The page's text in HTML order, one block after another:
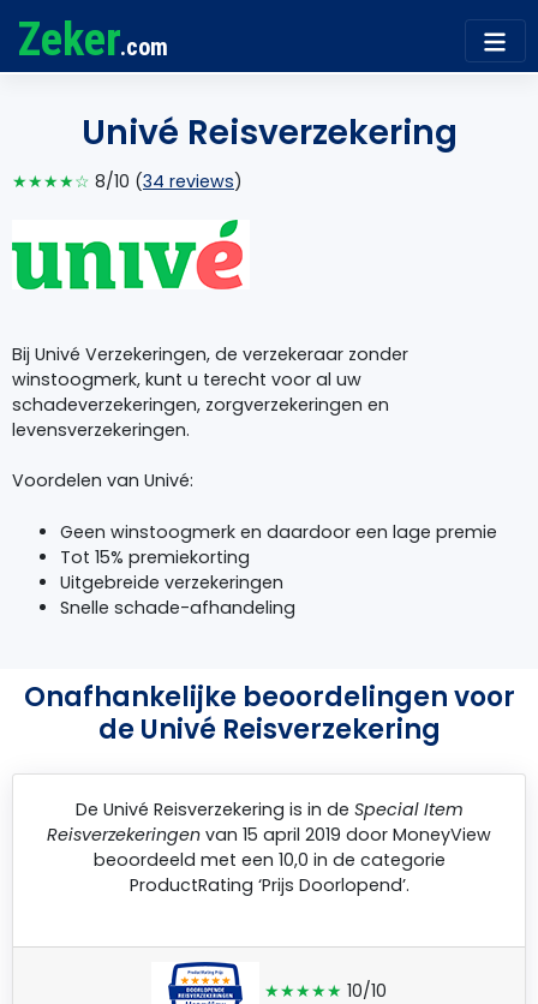
Zeker.com
Univé Reisverzekering
★★★★☆ 8/10 (34 reviews)
Bij Univé Verzekeringen, de verzekeraar zonder
winstoogmerk, kunt u terecht voor al uw
schadeverzekeringen, zorgverzekeringen en
levensverzekeringen.
Voordelen van Univé:
Geen winstoogmerk en daardoor een lage premie
Tot 15% premiekorting
Uitgebreide verzekeringen
Snelle schade-afhandeling
Onafhankelijke beoordelingen voor
de Univé Reisverzekering
De Univé Reisverzekering is in de Special Item
Reisverzekeringen van 15 april 2019 door MoneyView
beoordeeld met een 10,0 in de categorie
ProductRating ‘Prijs Doorlopend’.
★★★★★ 10/10